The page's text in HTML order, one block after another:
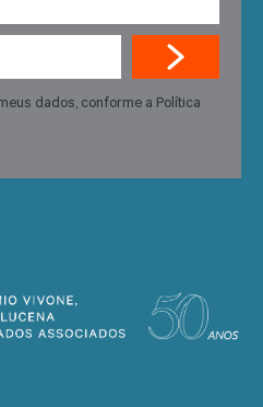
dados, conforme a Política